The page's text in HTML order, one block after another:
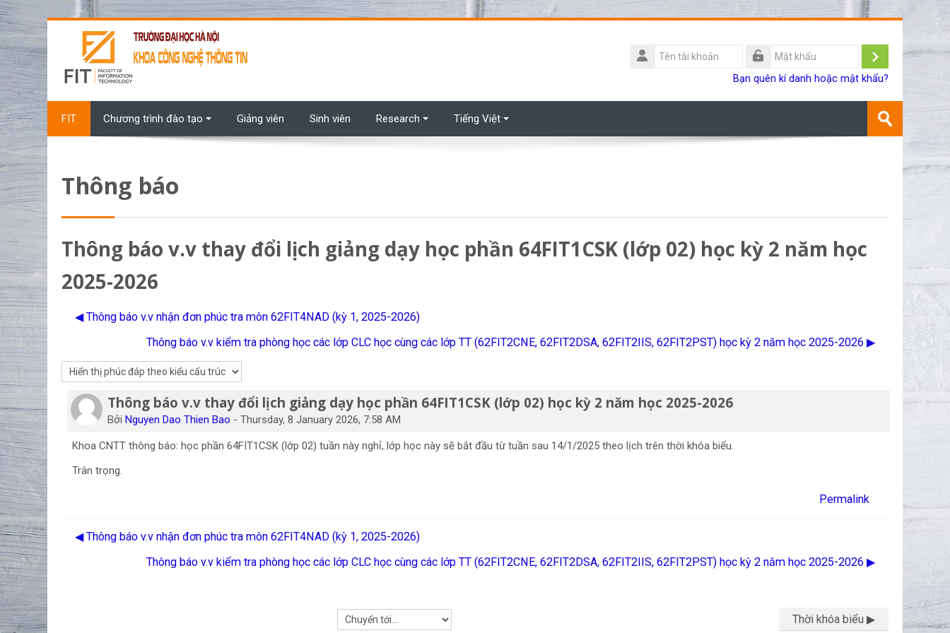
Chuyển tới nội dung chính
Tên
tài
Đăng
Bạn quên kí danh hoặc mật khẩu?
FIT Chương trình đào tạo Giảng viên Sinh viên Research Tiếng Việt
khoá
Gửi
Thông báo
Thông báo v.v thay đổi lịch giảng dạy học phần 64FIT1CSK (lớp 02) học kỳ 2 năm học
2025-2026
◀︎ Thông báo v.v nhận đơn phúc tra môn 62FIT4NAD (kỳ 1, 2025-2026)
Thông báo v.v kiểm tra phòng học các lớp CLC học cùng các lớp TT (62FIT2CNE, 62FIT2DSA, 62FIT2IIS, 62FIT2PST) học kỳ 2 năm học 2025-2026 ▶︎
Thông báo v.v thay đổi lịch giảng dạy học phần 64FIT1CSK (lớp 02) học kỳ 2 năm học 2025-2026
BởiNguyen Dao Thien Bao -Thursday, 8 January 2026, 7:58 AM
Số lượng các câu trả lời: 0
Khoa CNTT thông báo: học phần 64FIT1CSK (lớp 02) tuần này nghỉ, lớp học này sẽ bắt đầu từ tuần sau 14/1/2025 theo lịch trên thời khóa biểu.
Trân trọng.
Permalink
◀︎ Thông báo v.v nhận đơn phúc tra môn 62FIT4NAD (kỳ 1, 2025-2026)
Thông báo v.v kiểm tra phòng học các lớp CLC học cùng các lớp TT (62FIT2CNE, 62FIT2DSA, 62FIT2IIS, 62FIT2PST) học kỳ 2 năm học 2025-2026 ▶︎
Chuyển tới... Thời khóa biểu ▶︎